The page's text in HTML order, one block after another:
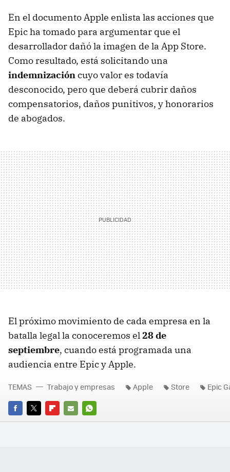
En el documento Apple enlista las acciones que
Epic ha tomado para argumentar que el
desarrollador dañó la imagen de la App Store.
Como resultado, está solicitando una
indemnizacióncuyo valor es todavía
desconocido, pero que deberá cubrir daños
compensatorios, daños punitivos, y honorarios
de abogados.
El próximo movimiento de cada empresa en la
batalla legal la conoceremos el28 de
septiembre, cuando está programada una
audiencia entre Epic y Apple.
FACEBOOK
TWITTERFLIPBOARD
E-
WHATSAPP
TEMAS Trabajo y empresas Apple Store Epic